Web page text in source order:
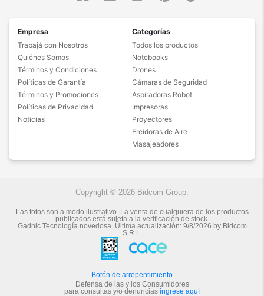
Empresa
Trabajá con Nosotros
Quiénes Somos
Términos y Condiciones
Políticas de Garantía
Términos y Promociones
Políticas de Privacidad
Noticias
Categorías
Todos los productos
Notebooks
Drones
Cámaras de Seguridad
Aspiradoras Robot
Impresoras
Proyectores
Freidoras de Aire
Masajeadores
Copyright © 2026 Bidcom Group.
Las fotos son a modo ilustrativo. La venta de cualquiera de los productos
publicados está sujeta a la verificación de stock.
Gadnic Tecnología novedosa.Última actualización: 9/8/2026 by Bidcom
S.R.L.
Botón de arrepentimiento
Defensa de las y los Consumidores
para consultas y/o denuncias ingrese aquí